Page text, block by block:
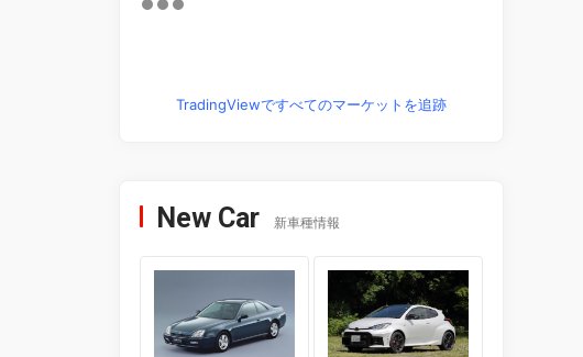
TradingViewですべてのマーケットを追跡
New Car 新車種情報